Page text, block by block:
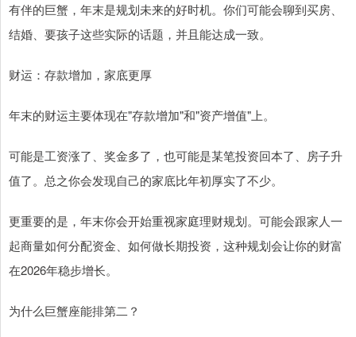
有伴的巨蟹，年末是规划未来的好时机。你们可能会聊到买房、
结婚、要孩子这些实际的话题，并且能达成一致。
财运：存款增加，家底更厚
年末的财运主要体现在"存款增加"和"资产增值"上。
可能是工资涨了、奖金多了，也可能是某笔投资回本了、房子升
值了。总之你会发现自己的家底比年初厚实了不少。
更重要的是，年末你会开始重视家庭理财规划。可能会跟家人一
起商量如何分配资金、如何做长期投资，这种规划会让你的财富
在2026年稳步增长。
为什么巨蟹座能排第二？